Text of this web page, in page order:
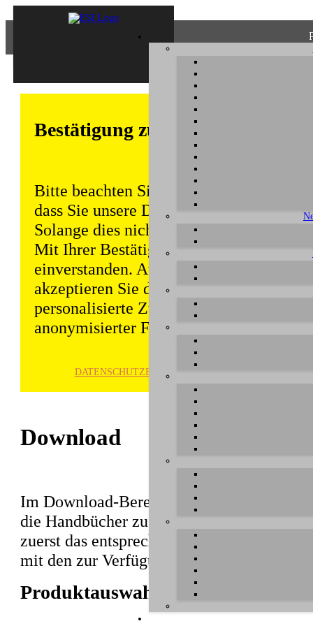
Bestätigung zum Datenschutz
Bitte beachten Sie, dass einige
dass Sie unsere Datenschutzerklärung
Solange dies nicht erfolgt, wird dieser
Mit Ihrer Bestätigung sind Sie auch mit
einverstanden. Auch unabhängig von
akzeptieren Sie durch die weitere
personalisierte Zugriffsdaten gemäß
anonymisierter Form gespeichert und
DATENSCHUTZ­ERKLÄRUNG
Download
Im Download-Bereich können Sie
die Handbücher zu unseren Produkten
zuerst das entsprechende Produkt aus,
mit den zur Verfügung stehenden Dateien
Produktauswahl